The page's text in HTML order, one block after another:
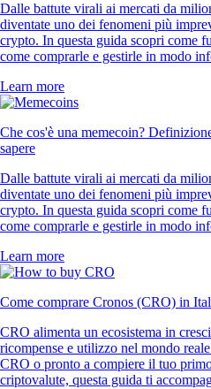
Dalle battute virali ai mercati da
diventate uno dei fenomeni più
crypto. In questa guida scopri come
come comprarle e gestirle in modo
Learn more
Che cos'è una memecoin?
sapere
Dalle battute virali ai mercati da
diventate uno dei fenomeni più
crypto. In questa guida scopri come
come comprarle e gestirle in modo
Learn more
Come comprare Cronos (CRO) in
CRO alimenta un ecosistema in
ricompense e utilizzo nel mondo
CRO o pronto a compiere il tuo
criptovalute, questa guida ti